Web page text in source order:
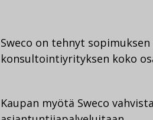
Sweco on tehnyt
konsultointiyrityksen koko
Kaupan myötä Sweco